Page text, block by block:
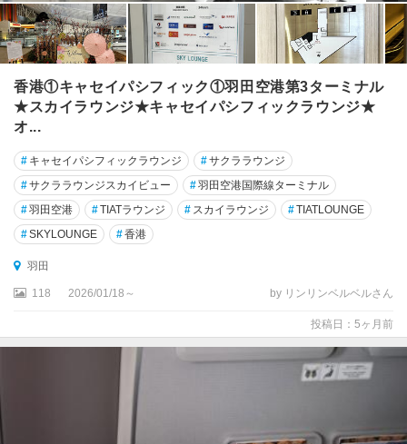
錦
糸
・
両
国
亀
戸
羽
田
・
森
蒲
香港①キャセイパシフィック①羽田空港第3ターミナル
★スカイラウンジ★キャセイパシフィックラウンジ★
オ...
# キャセイパシフィックラウンジ #サクララウンジ
#サクララウンジスカイビュー #羽田空港国際線ターミナル
#羽田空港 #TIATラウンジ # スカイラウンジ #TIATLOUNGE
#SKYLOUNGE #香港
羽田
118 2026/01/18～ by リンリンベルベルさん
投稿日：5ヶ月前